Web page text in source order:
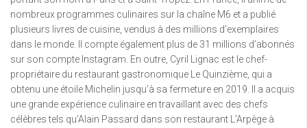
nombreux programmes culinaires sur la chaîne M6 et a publié
plusieurs livres de cuisine, vendus à des millions d’exemplaires
dans le monde. Il compte également plus de 31 millions d’abonnés
sur son compte Instagram. En outre, Cyril Lignac est le chef-
propriétaire du restaurant gastronomique Le Quinzième, qui a
obtenu une étoile Michelin jusqu’à sa fermeture en 2019. Il a acquis
une grande expérience culinaire en travaillant avec des chefs
célèbres tels qu’Alain Passard dans son restaurant L’Arpège à